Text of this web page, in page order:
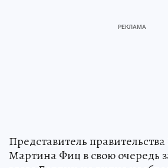
Представитель
Мартина Фиц в свою очередь